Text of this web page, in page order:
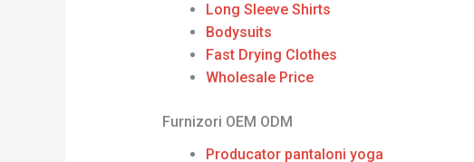
Long Sleeve Shirts
Bodysuits
Fast Drying Clothes
Wholesale Price
Furnizori OEM ODM
Producator pantaloni yoga